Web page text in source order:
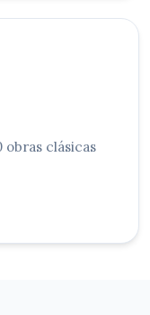
clásicas